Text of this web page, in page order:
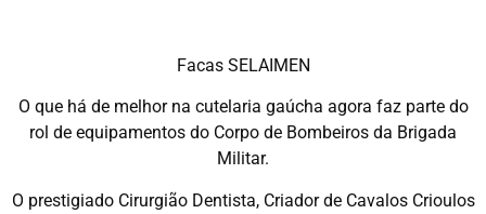
Facas SELAIMEN
O que há de melhor na cutelaria gaúcha agora faz parte do
rol de equipamentos do Corpo de Bombeiros da Brigada
Militar.
O prestigiado Cirurgião Dentista, Criador de Cavalos Crioulos